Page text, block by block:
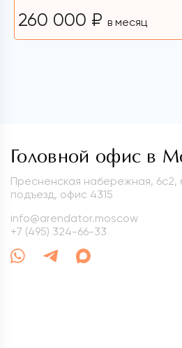
260 000 ₽ в месяц
Головной офис в
Пресненская набережная,
подъезд, офис 4315
info@arendator.moscow
+7 (495) 324-66-33